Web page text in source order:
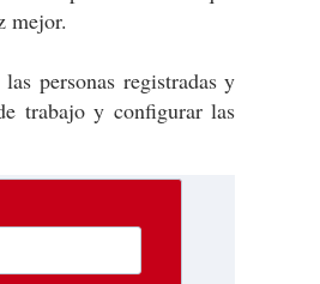
mejor.
personas registradas y
trabajo y configurar las